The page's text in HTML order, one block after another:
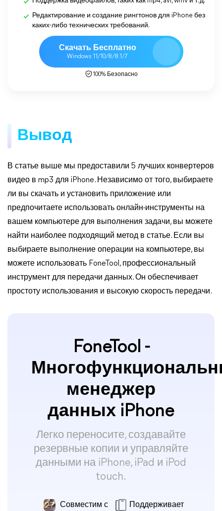
Редактирование и создание рингтонов для iPhone без
каких-либо технических требований.
Скачать Бесплатно
Windows 11/10/8/8.1/7
100% Безопасно
Вывод
В статье выше мы предоставили 5 лучших конвертеров
видео в mp3 для iPhone. Независимо от того, выбираете
ли вы скачать и установить приложение или
предпочитаете использовать онлайн-инструменты на
вашем компьютере для выполнения задачи, вы можете
найти наиболее подходящий метод в статье. Если вы
выбираете выполнение операции на компьютере, вы
можете использовать FoneTool, профессиональный
инструмент для передачи данных. Он обеспечивает
простоту использования и высокую скорость передачи.
FoneTool -
менеджер
данных iPhone
Легко переносите, создавайте
резервные копии и управляйте
данными на iPhone, iPad и iPod
touch.
Совместим с
Поддерживает